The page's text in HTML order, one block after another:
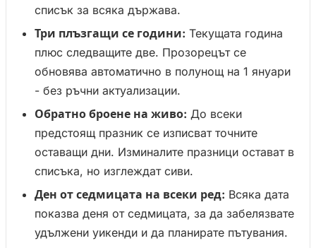
списък за всяка държава.
Три плъзгащи се години: Текущата година
плюс следващите две. Прозорецът се
обновява автоматично в полунощ на 1 януари
- без ръчни актуализации.
Обратно броене на живо: До всеки
предстоящ празник се изписват точните
оставащи дни. Изминалите празници остават в
списъка, но изглеждат сиви.
Ден от седмицата на всеки ред: Всяка дата
показва деня от седмицата, за да забелязвате
удължени уикенди и да планирате пътувания.